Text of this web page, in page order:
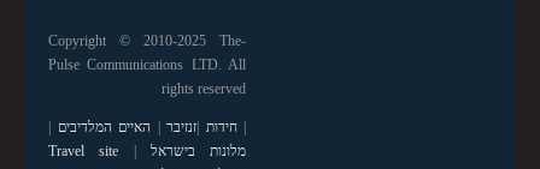
Copyright © 2010-2025 The-
Pulse Communications LTD. All
rights reserved
|חידות |זנזיבר | האיים המלדיבים |
מלונות בישראל |
Travel site